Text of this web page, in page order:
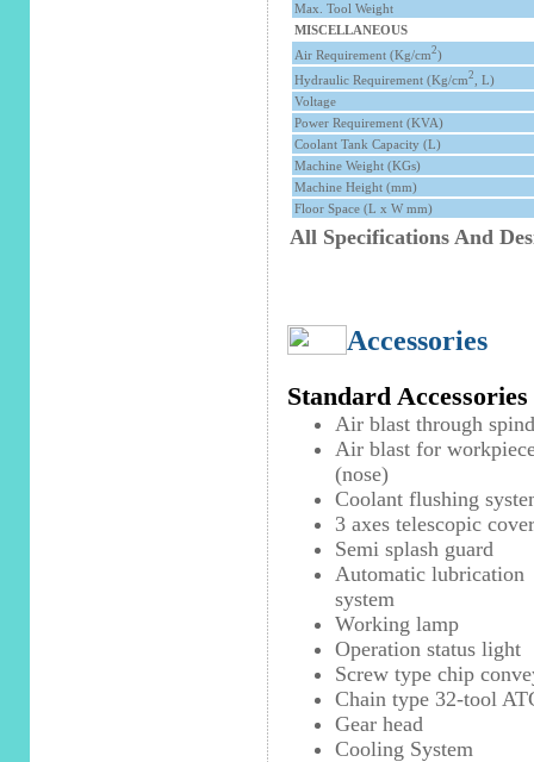
Max. Tool Weight
MISCELLANEOUS
Air Requirement (Kg/cm2)
Hydraulic Requirement (Kg/cm2 , L)
Voltage
Power Requirement (KVA)
Coolant Tank Capacity (L)
Machine Weight (KGs)
Machine Height (mm)
Floor Space (L x W mm)
All Specifications And
Accessories
Standard Accessories
Air blast through
Air blast for
(nose)
Coolant flushing
3 axes telescopic
Semi splash guard
Automatic lubrication
system
Working lamp
Operation status light
Screw type chip
Chain type 32-tool
Gear head
Cooling System